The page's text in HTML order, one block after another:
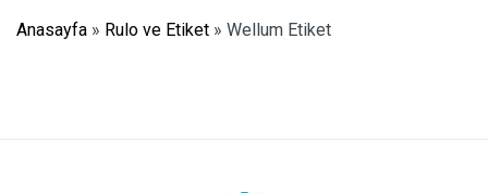
Anasayfa » Rulo ve Etiket » Wellum Etiket